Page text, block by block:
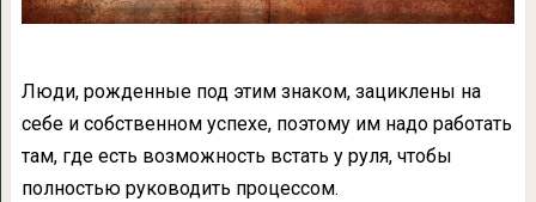
Люди, рожденные под этим знаком, зациклены на
себе и собственном успехе, поэтому им надо работать
там, где есть возможность встать у руля, чтобы
полностью руководить процессом.